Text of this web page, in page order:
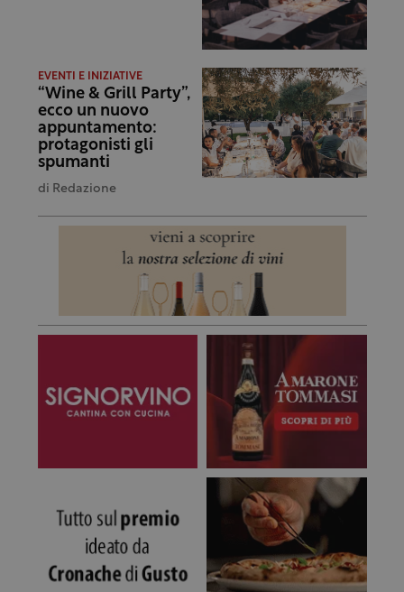
EVENTI E INIZIATIVE
“Wine & Grill Party”,
ecco un nuovo
appuntamento:
protagonisti gli
spumanti
di Redazione